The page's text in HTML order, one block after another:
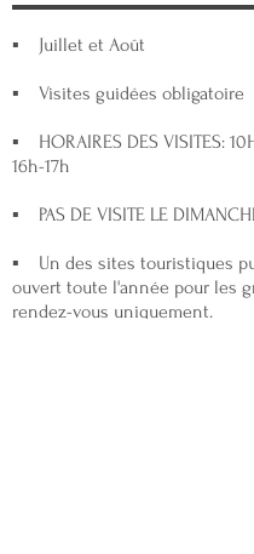
▪ Juillet et Août
▪ Visites guidées obligatoire
▪ HORAIRES DES VISITES:
16h-17h
▪ PAS DE VISITE LE
▪ Un des sites touristiques
ouvert toute l'année pour les
rendez-vous uniquement.